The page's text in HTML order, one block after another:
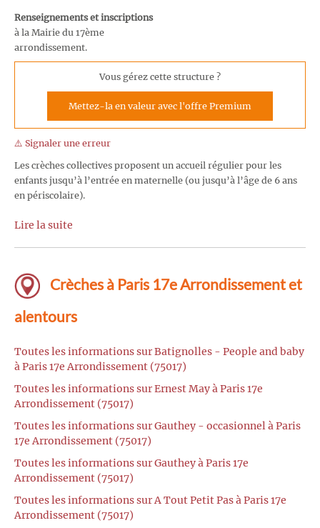
Renseignements et inscriptions
à la Mairie du 17ème
arrondissement.
Vous gérez cette structure ?
Mettez-la en valeur avec l'offre Premium
⚠️ Signaler une erreur
Les crèches collectives proposent un accueil régulier pour les
enfants jusqu’à l’entrée en maternelle (ou jusqu’à l’âge de 6 ans
en périscolaire).
Lire la suite
Crèches à Paris 17e Arrondissement et
alentours
Toutes les informations sur Batignolles - People and baby
à Paris 17e Arrondissement (75017)
Toutes les informations sur Ernest May à Paris 17e
Arrondissement (75017)
Toutes les informations sur Gauthey - occasionnel à Paris
17e Arrondissement (75017)
Toutes les informations sur Gauthey à Paris 17e
Arrondissement (75017)
Toutes les informations sur A Tout Petit Pas à Paris 17e
Arrondissement (75017)